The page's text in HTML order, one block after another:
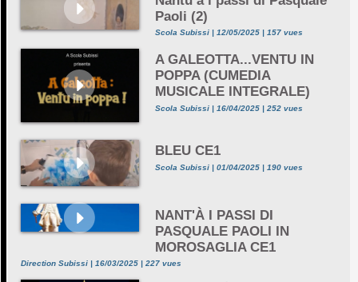
Paoli (2)
Scola Subissi | 12/05/2025 | 157 vues
A GALEOTTA...VENTU IN
POPPA (CUMEDIA
MUSICALE INTEGRALE)
Scola Subissi | 16/04/2025 | 252 vues
BLEU CE1
Scola Subissi | 01/04/2025 | 190 vues
NANT'À I PASSI DI
PASQUALE PAOLI IN
MOROSAGLIA CE1
Direction Subissi | 16/03/2025 | 227 vues